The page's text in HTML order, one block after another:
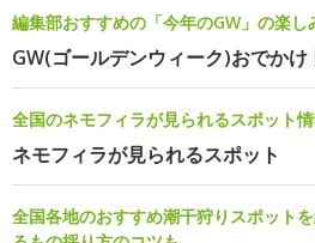
編集部おすすめの「今年のGW」の楽し
GW(ゴールデンウィーク)おでかけ
全国のネモフィラが見られるスポット
ネモフィラが見られるスポット
全国各地のおすすめ潮干狩りスポット